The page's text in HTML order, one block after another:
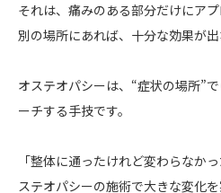
それは、痛みのある部分だけにア
別の場所にあれば、十分な効果が出
オステオパシーは、“症状の場所”
ーチする手技です。
「整体に通ったけれど変わらなか
ステオパシーの施術で大きな変化